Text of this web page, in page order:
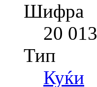
Шифра
20 013
Тип
Куќи